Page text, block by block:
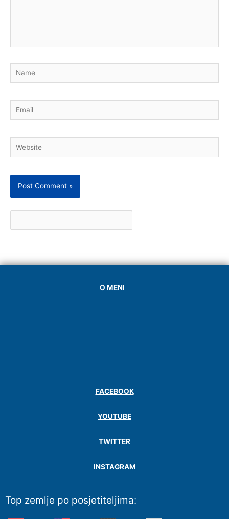
Name
Email
Website
O MENI
FACEBOOK
YOUTUBE
TWITTER
INSTAGRAM
Top zemlje po posjetiteljima: